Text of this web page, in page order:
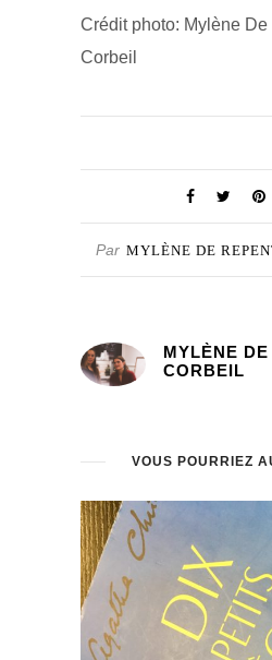
Crédit photo: Mylène
Corbeil
Par MYLÈNE DE
MYLÈNE
CORBEIL
VOUS POURRIEZ